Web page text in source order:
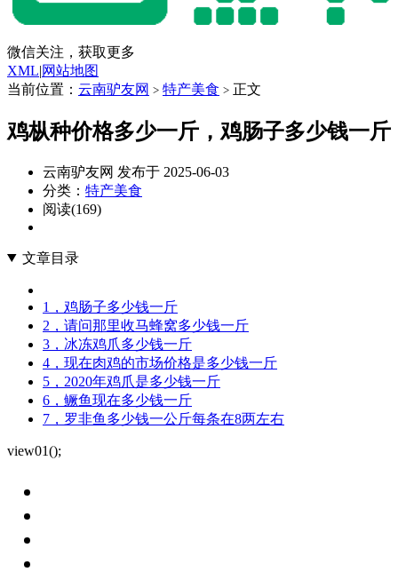
微信关注，获取更多
XML|网站地图
当前位置： 云南驴友网 > 特产美食 > 正文
鸡枞种价格多少一斤，鸡肠子多少钱一斤
云南驴友网 发布于 2025-06-03
分类： 特产美食
阅读(169)
文章目录
1，鸡肠子多少钱一斤
2，请问那里收马蜂窝多少钱一斤
3，冰冻鸡爪多少钱一斤
4，现在肉鸡的市场价格是多少钱一斤
5，2020年鸡爪是多少钱一斤
6，鳜鱼现在多少钱一斤
7，罗非鱼多少钱一公斤每条在8两左右
view01();